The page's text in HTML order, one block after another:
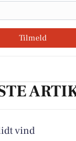
Tilmeld
vind